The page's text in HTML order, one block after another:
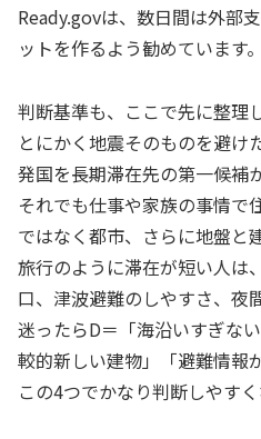
Ready.govは、数日間は外部
ットを作るよう勧めています。
判断基準も、ここで先に整理
とにかく地震そのものを避け
発国を長期滞在先の第一候補
それでも仕事や家族の事情で
ではなく都市、さらに地盤と
旅行のように滞在が短い人は
口、津波避難のしやすさ、夜
迷ったらD＝「海沿いすぎな
較的新しい建物」「避難情報
この4つでかなり判断しやすく